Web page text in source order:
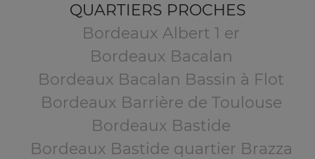
QUARTIERS PROCHES
Bordeaux Albert 1 er
Bordeaux Bacalan
Bordeaux Bacalan Bassin à Flot
Bordeaux Barrière de Toulouse
Bordeaux Bastide
Bordeaux Bastide quartier Brazza